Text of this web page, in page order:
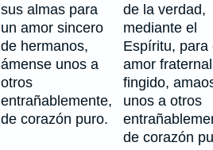
sus almas para
un amor sincero
de hermanos,
ámense unos a
otros
entrañablemente,
de corazón puro.
de la verdad,
mediante el
Espíritu, para
amor
fingido,
unos a otros
de corazón